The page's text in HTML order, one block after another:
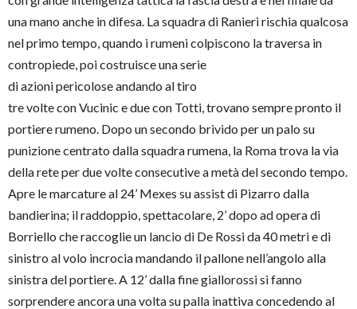
una mano anche in difesa. La squadra di Ranieri rischia qualcosa
nel primo tempo, quando i rumeni colpiscono la traversa in
contropiede, poi costruisce una serie
di azioni pericolose andando al tiro
tre volte con Vucinic e due con Totti, trovano sempre pronto il
portiere rumeno. Dopo un secondo brivido per un palo su
punizione centrato dalla squadra rumena, la Roma trova la via
della rete per due volte consecutive a metà del secondo tempo.
Apre le marcature al 24’ Mexes su assist di Pizarro dalla
bandierina; il raddoppio, spettacolare, 2’ dopo ad opera di
Borriello che raccoglie un lancio di De Rossi da 40 metri e di
sinistro al volo incrocia mandando il pallone nell’angolo alla
sinistra del portiere. A 12’ dalla fine giallorossi si fanno
sorprendere ancora una volta su palla inattiva concedendo al